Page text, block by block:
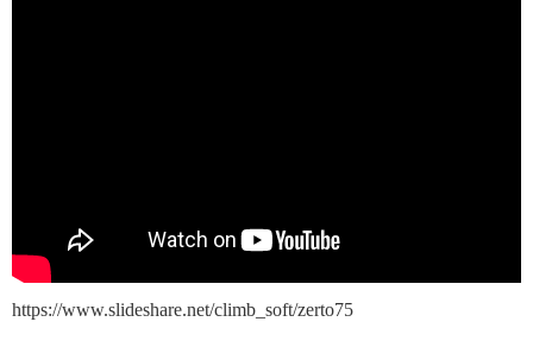
https://www.slideshare.net/climb_soft/zerto75